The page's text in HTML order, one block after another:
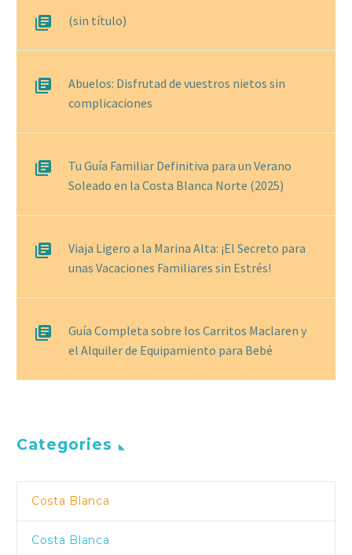
(sin título)
Abuelos: Disfrutad de vuestros nietos sin
complicaciones
Tu Guía Familiar Definitiva para un Verano
Soleado en la Costa Blanca Norte (2025)
Viaja Ligero a la Marina Alta: ¡El Secreto para
unas Vacaciones Familiares sin Estrés!
Guía Completa sobre los Carritos Maclaren y
el Alquiler de Equipamiento para Bebé
Categories
Costa Blanca
Costa Blanca